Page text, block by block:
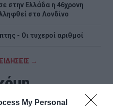
My Personal
στην Ελλάδα η 46χρονη
στο Λονδίνο
- Οι τυχεροί αριθμοί
→